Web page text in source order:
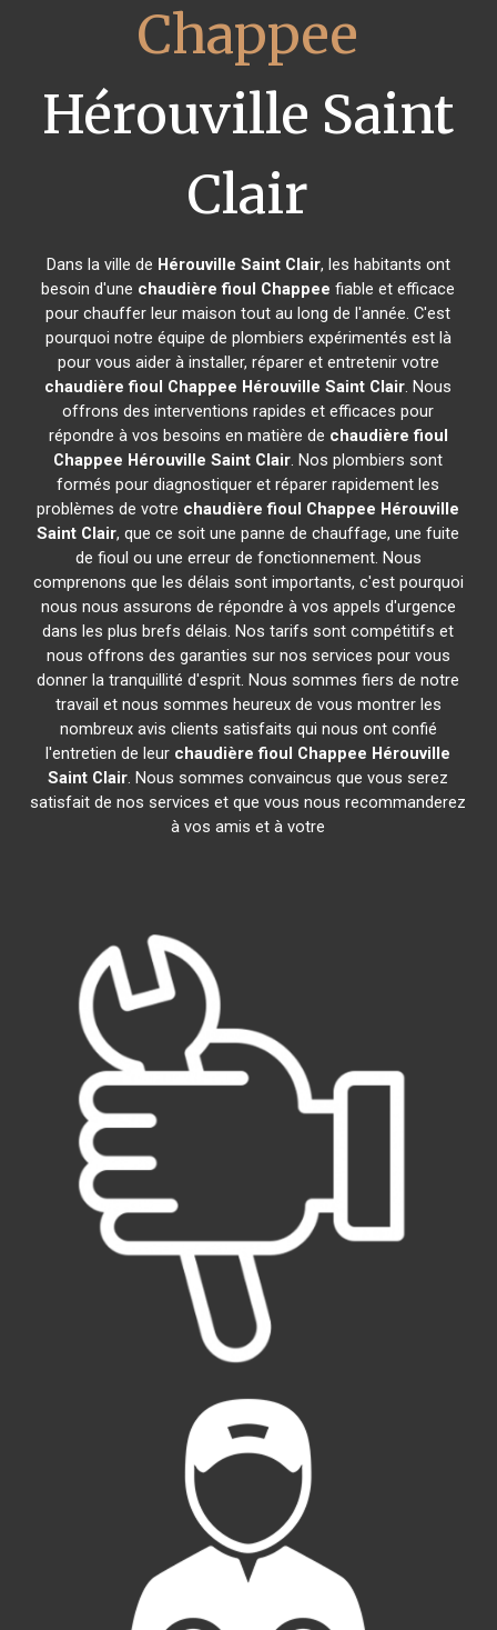
Chappee
Hérouville Saint
Clair
Dans la ville de Hérouville Saint Clair, les habitants ont
besoin d'une chaudière fioul Chappee fiable et efficace
pour chauffer leur maison tout au long de l'année. C'est
pourquoi notre équipe de plombiers expérimentés est là
pour vous aider à installer, réparer et entretenir votre
chaudière fioul Chappee Hérouville Saint Clair. Nous
offrons des interventions rapides et efficaces pour
répondre à vos besoins en matière de chaudière fioul
Chappee Hérouville Saint Clair. Nos plombiers sont
formés pour diagnostiquer et réparer rapidement les
problèmes de votre chaudière fioul Chappee Hérouville
Saint Clair, que ce soit une panne de chauffage, une fuite
de fioul ou une erreur de fonctionnement. Nous
comprenons que les délais sont importants, c'est pourquoi
nous nous assurons de répondre à vos appels d'urgence
dans les plus brefs délais. Nos tarifs sont compétitifs et
nous offrons des garanties sur nos services pour vous
donner la tranquillité d'esprit. Nous sommes fiers de notre
travail et nous sommes heureux de vous montrer les
nombreux avis clients satisfaits qui nous ont confié
l'entretien de leur chaudière fioul Chappee Hérouville
Saint Clair. Nous sommes convaincus que vous serez
satisfait de nos services et que vous nous recommanderez
à vos amis et à votre